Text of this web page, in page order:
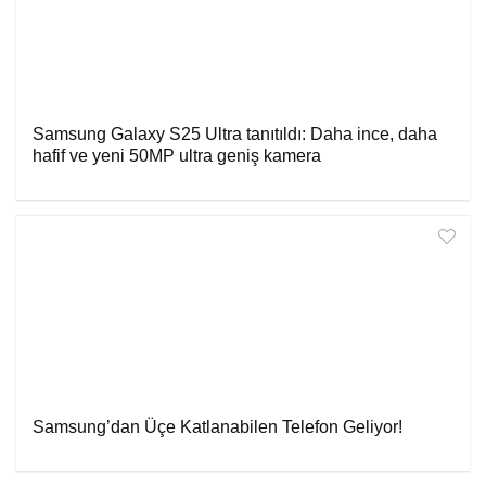
Samsung Galaxy S25 Ultra tanıtıldı: Daha ince, daha
hafif ve yeni 50MP ultra geniş kamera
Samsung’dan Üçe Katlanabilen Telefon Geliyor!